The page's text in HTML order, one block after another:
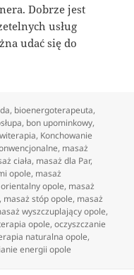
Dobrze jest
usług
udać się do
, bioenergoterapeuta,
, bon upominkowy,
, Konchowanie
, masaż
ciała, masaż dla Par,
opole, masaż
opole, masaż
, masaż stóp opole, masaż
wyszczuplający opole,
opole,oczyszczanie
naturalna opole,
energii opole